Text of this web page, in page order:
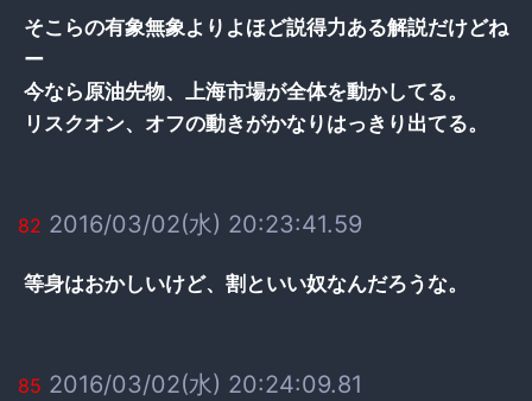
そこらの有象無象よりよほど説得力ある解説だけどね
ー
今なら原油先物、上海市場が全体を動かしてる。
リスクオン、オフの動きがかなりはっきり出てる。
82 2016/03/02(水) 20:23:41.59
等身はおかしいけど、割といい奴なんだろうな。
85 2016/03/02(水) 20:24:09.81